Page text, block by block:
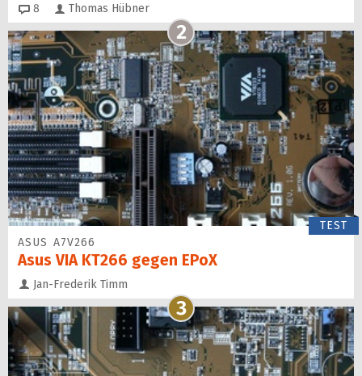
8 Kommentare
Thomas Hübner
2
TEST
ASUS A7V266
Asus VIA KT266 gegen EPoX
Jan-Frederik Timm
3